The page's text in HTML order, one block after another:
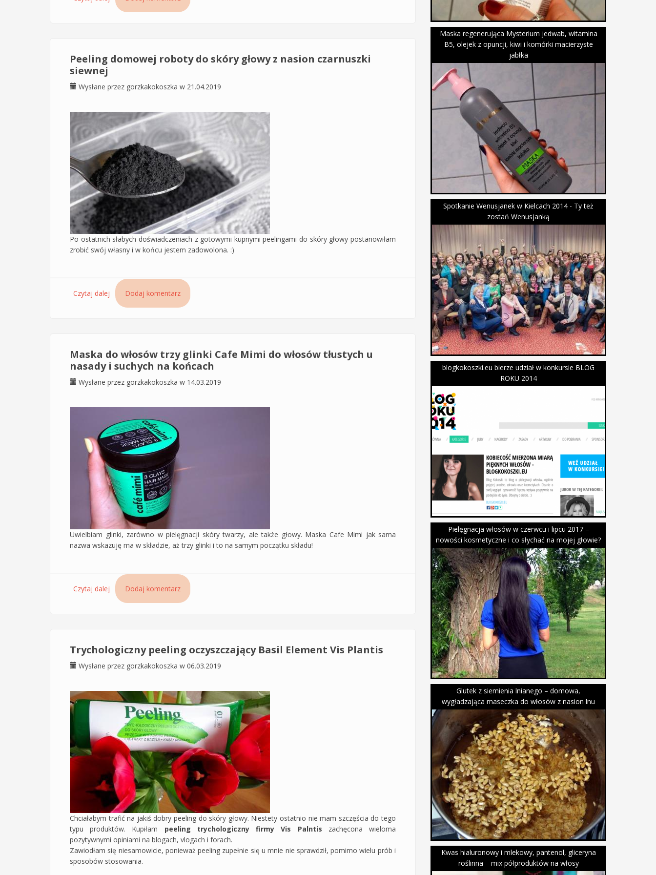
odżywka i spray
Peeling domowej roboty do skóry głowy z nasion czarnuszki
siewnej
Wysłane przez gorzkakokoszka w 21.04.2019
Po ostatnich słabych doświadczeniach z gotowymi kupnymi peelingami do skóry głowy postanowiłam
zrobić swój własny i w końcu jestem zadowolona. :)
Czytaj dalej wpis Peeling domowej roboty do skóry głowy z nasion czarnuszki siewnej
Dodaj komentarz
Maska do włosów trzy glinki Cafe Mimi do włosów tłustych u
nasady i suchych na końcach
Wysłane przez gorzkakokoszka w 14.03.2019
Uwielbiam glinki, zarówno w pielęgnacji skóry twarzy, ale także głowy. Maska Cafe Mimi jak sama
nazwa wskazuję ma w składzie, aż trzy glinki i to na samym początku składu!
Czytaj dalej wpis Maska do włosów trzy glinki Cafe Mimi do włosów tłustych u nasady i suchych na końcach
Dodaj komentarz
Trychologiczny peeling oczyszczający Basil Element Vis Plantis
Wysłane przez gorzkakokoszka w 06.03.2019
Chciałabym trafić na jakiś dobry peeling do skóry głowy. Niestety ostatnio nie mam szczęścia do tego
typu produktów. Kupiłam peeling trychologiczny firmy Vis Palntis zachęcona wieloma
pozytywnymi opiniami na blogach, vlogach i forach.
Zawiodłam się niesamowicie, ponieważ peeling zupełnie się u mnie nie sprawdził, pomimo wielu prób i
sposobów stosowania.
Maska regenerująca Mysterium jedwab, witamina
B5, olejek z opuncji, kiwi i komórki macierzyste
jabłka
Spotkanie Wenusjanek w Kielcach 2014 - Ty też
zostań Wenusjanką
blogkokoszki.eu bierze udział w konkursie BLOG
ROKU 2014
Pielęgnacja włosów w czerwcu i lipcu 2017 –
nowości kosmetyczne i co słychać na mojej głowie?
Glutek z siemienia lnianego – domowa,
wygładzająca maseczka do włosów z nasion lnu
Kwas hialuronowy i mlekowy, pantenol, gliceryna
roślinna – mix półproduktów na włosy